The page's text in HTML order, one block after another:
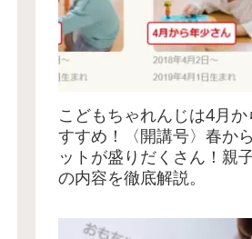
こどもちゃれんじは4月
すすめ！〈開講号〉春か
ットが盛りだくさん！親
の内容を徹底解説。